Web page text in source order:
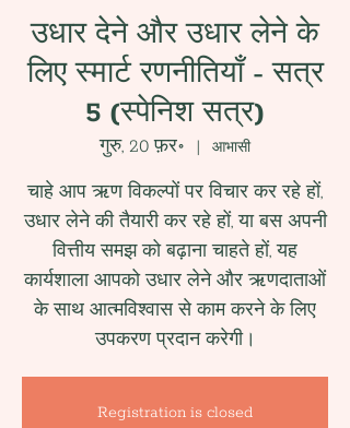
उधार देने और उधार लेने के
लिए स्मार्ट रणनीतियाँ - सत्र
5 (स्पेनिश सत्र)
गुरु, 20 फ़र॰
  |
आभासी
चाहे आप ऋण विकल्पों पर विचार कर रहे हों,
उधार लेने की तैयारी कर रहे हों, या बस अपनी
वित्तीय समझ को बढ़ाना चाहते हों, यह
कार्यशाला आपको उधार लेने और ऋणदाताओं
के साथ आत्मविश्वास से काम करने के लिए
उपकरण प्रदान करेगी।
Registration is closed